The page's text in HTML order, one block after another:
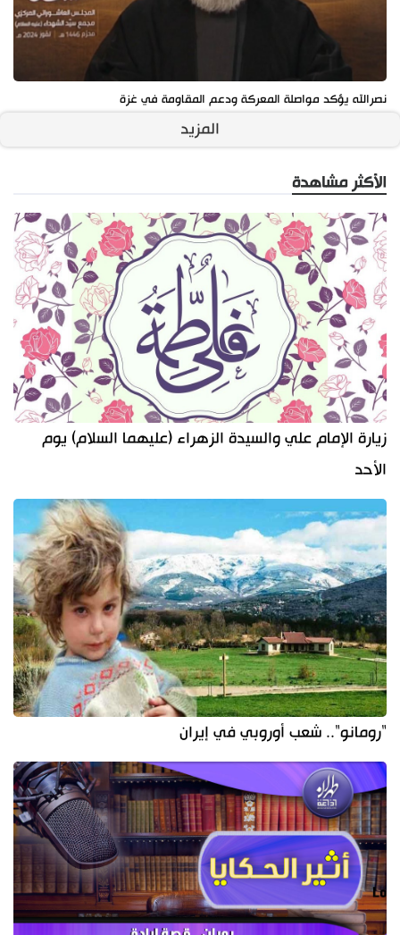
نصرالله يؤكد مواصلة المعركة ودعم المقاومة في غزة
المزيد
الأكثر مشاهدة
زيارة الإمام علي والسيدة الزهراء (عليهما السلام) يوم
الأحد
"رومانو".. شعب أوروبي في إيران